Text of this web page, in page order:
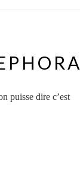
puisse dire c’est